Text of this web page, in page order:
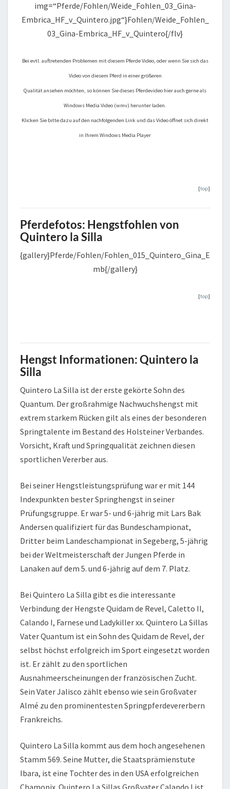
img=“Pferde/Fohlen/Weide_Fohlen_03_Gina-
Embrica_HF_v_Quintero.jpg“}Fohlen/Weide_Fohlen_
03_Gina-Embrica_HF_v_Quintero{/flv}
Bei evtl. auftretenden Problemen mit diesem Pferde Video, oder wenn Sie sich das
Video von diesem Pferd in einer größeren
Qualität ansehen möchten, so können Sie dieses Pferdevideo hier auch gerne als
Windows Media Video (wmv) herunter laden.
Klicken Sie bitte dazu auf den nachfolgenden Link und das Video öffnet sich direkt
in Ihrem Windows Media Player
[top]
Pferdefotos: Hengstfohlen von
Quintero la Silla
{gallery}Pferde/Fohlen/Fohlen_015_Quintero_Gina_E
mb{/gallery}
[top]
Hengst Informationen: Quintero la
Silla
Quintero La Silla ist der erste gekörte Sohn des
Quantum. Der großrahmige Nachwuchshengst mit
extrem starkem Rücken gilt als eines der besonderen
Springtalente im Bestand des Holsteiner Verbandes.
Vorsicht, Kraft und Springqualität zeichnen diesen
sportlichen Vererber aus.
Bei seiner Hengstleistungsprüfung war er mit 144
Indexpunkten bester Springhengst in seiner
Prüfungsgruppe. Er war 5- und 6-jährig mit Lars Bak
Andersen qualifiziert für das Bundeschampionat,
Dritter beim Landeschampionat in Segeberg, 5-jährig
bei der Weltmeisterschaft der Jungen Pferde in
Lanaken auf dem 5. und 6-jährig auf dem 7. Platz.
Bei Quintero La Silla gibt es die interessante
Verbindung der Hengste Quidam de Revel, Caletto II,
Calando I, Farnese und Ladykiller xx. Quintero La Sillas
Vater Quantum ist ein Sohn des Quidam de Revel, der
selbst höchst erfolgreich im Sport eingesetzt worden
ist. Er zählt zu den sportlichen
Ausnahmeerscheinungen der französischen Zucht.
Sein Vater Jalisco zählt ebenso wie sein Großvater
Almé zu den prominentesten Springpferdevererbern
Frankreichs.
Quintero La Silla kommt aus dem hoch angesehenen
Stamm 569. Seine Mutter, die Staatsprämienstute
Ibara, ist eine Tochter des in den USA erfolgreichen